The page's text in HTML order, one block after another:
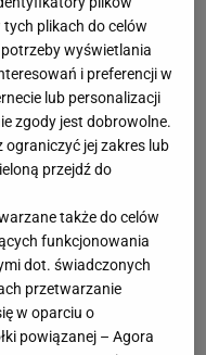
plikach do celów
wyświetlania
i preferencji w
lub personalizacji
zgody jest dobrowolne.
ograniczyć jej zakres lub
przejdź do
także do celów
funkcjonowania
dot. świadczonych
przetwarzanie
w oparciu o
powiązanej – Agora